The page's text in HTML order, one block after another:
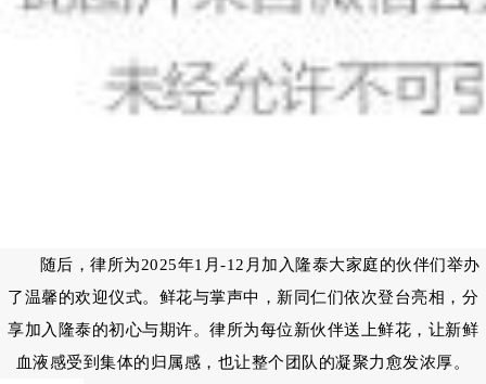
随后，律所为2025年1月-12月加入隆泰大家庭的伙伴们举办
了温馨的欢迎仪式。鲜花与掌声中，新同仁们依次登台亮相，分
享加入隆泰的初心与期许。律所为每位新伙伴送上鲜花，让新鲜
血液感受到集体的归属感，也让整个团队的凝聚力愈发浓厚。